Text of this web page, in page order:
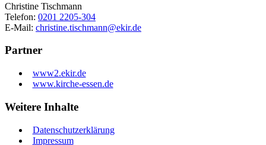
Christine Tischmann
Telefon: 0201 2205-304
E-Mail: christine.tischmann@ekir.de
Partner
www2.ekir.de
www.kirche-essen.de
Weitere Inhalte
Datenschutzerklärung
Impressum